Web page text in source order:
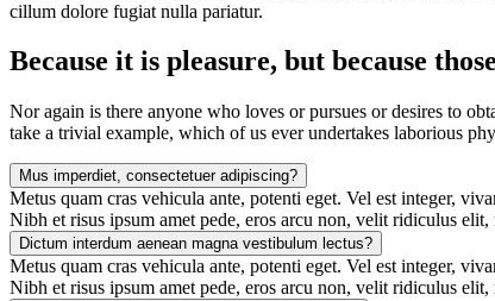
cillum dolore fugiat nulla pariatur.
Because it is pleasure, but because
Nor again is there anyone who loves or pursues or desires to
take a trivial example, which of us ever undertakes laborious
Mus imperdiet, consectetuer adipiscing?
Metus quam cras vehicula ante, potenti eget. Vel est integer,
Nibh et risus ipsum amet pede, eros arcu non, velit ridiculus
Dictum interdum aenean magna vestibulum lectus?
Metus quam cras vehicula ante, potenti eget. Vel est integer,
Nibh et risus ipsum amet pede, eros arcu non, velit ridiculus